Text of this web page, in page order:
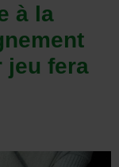
à la
jeu fera